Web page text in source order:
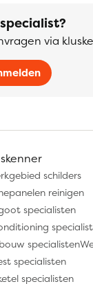
via
schilders
reinigen
specialisten
specialisten
specialisten
specialisten